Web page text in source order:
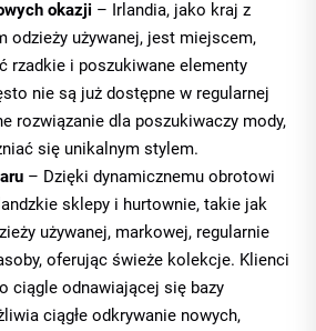
okazji – Irlandia, jako kraj z
odzieży używanej, jest miejscem,
rzadkie i poszukiwane elementy
nie są już dostępne w regularnej
rozwiązanie dla poszukiwaczy mody,
się unikalnym stylem.
– Dzięki dynamicznemu obrotowi
sklepy i hurtownie, takie jak
używanej, markowej, regularnie
oferując świeże kolekcje. Klienci
ciągle odnawiającej się bazy
ciągłe odkrywanie nowych,